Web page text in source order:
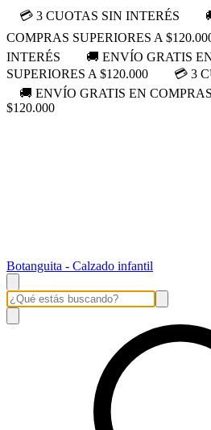
💳 3 CUOTAS SIN INTERÉS
COMPRAS SUPERIORES A
INTERÉS
🚚 ENVÍO GRATIS
SUPERIORES A $120.000
💳 3
🚚 ENVÍO GRATIS EN
$120.000
Botanguita - Calzado infantil